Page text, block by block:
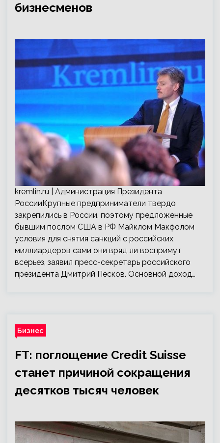
бизнесменов
kremlin.ru | Администрация Президента
РоссииКрупные предприниматели твердо
закрепились в России, поэтому предложенные
бывшим послом США в РФ Майклом Макфолом
условия для снятия санкций с российских
миллиардеров сами они вряд ли воспримут
всерьез, заявил пресс-секретарь российского
президента Дмитрий Песков. Основной доход…
Бизнес
FT: поглощение Credit Suisse
станет причиной сокращения
десятков тысяч человек